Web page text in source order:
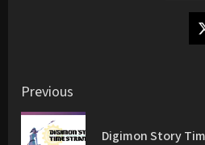
Post
navigation
Previous
Digimon Story